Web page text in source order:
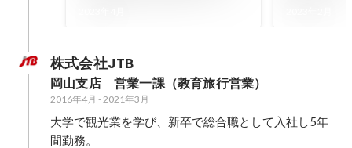
株式会社JTB
岡山支店　営業一課（教育旅行営業）
2016年4月 - 2021年3月
大学で観光業を学び、新卒で総合職として入社し5年
間勤務。